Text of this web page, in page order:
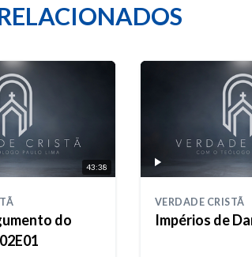
43:38
do
VERDADE CRISTÃ
Impérios de